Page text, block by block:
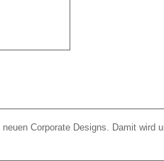
Corporate Designs. Damit